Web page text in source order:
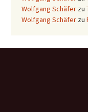
Wolfgang Schäfer zu
Wolfgang Schäfer zu